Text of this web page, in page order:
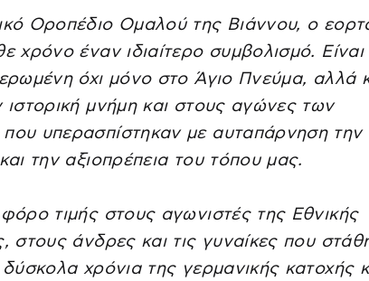
Οροπέδιο Ομαλού της Βιάννου, ο
χρόνο έναν ιδιαίτερο συμβολισμό. Είναι
όχι μόνο στο Άγιο Πνεύμα, αλλά
μνήμη και στους αγώνες των
υπερασπίστηκαν με αυταπάρνηση την
την αξιοπρέπεια του τόπου μας.
τιμής στους αγωνιστές της Εθνικής
στους άνδρες και τις γυναίκες που
δύσκολα χρόνια της γερμανικής κατοχής